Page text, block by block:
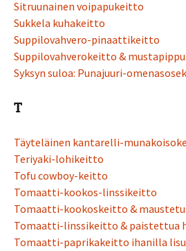
Sitruunainen voipapukeitto
Sukkela kuhakeitto
Suppilovahvero-pinaattikeitto
Suppilovahverokeitto &
Syksyn suloa: Punajuuri-
T
Täyteläinen kantarelli-
Teriyaki-lohikeitto
Tofu cowboy-keitto
Tomaatti-kookos-linssikeitto
Tomaatti-kookoskeitto &
Tomaatti-linssikeitto & paistettua
Tomaatti-paprikakeitto ihanilla